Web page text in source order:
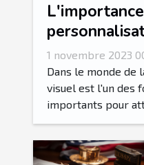
arches
publicitaires
1 novembre 2023
Dans le monde de
visuel est l'un des
importants pour